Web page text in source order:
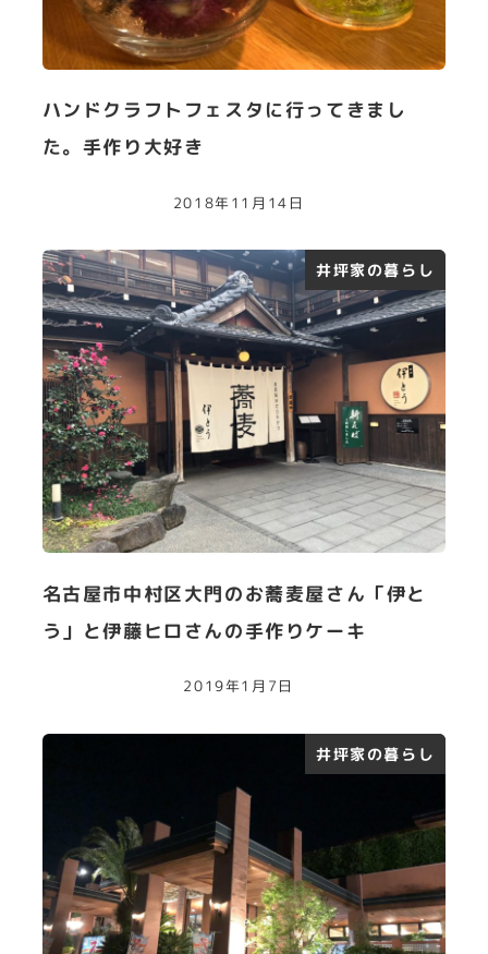
ハンドクラフトフェスタに行ってきまし
た。手作り大好き
2018年11月14日
井坪家の暮らし
名古屋市中村区大門のお蕎麦屋さん「伊と
う」と伊藤ヒロさんの手作りケーキ
2019年1月7日
井坪家の暮らし